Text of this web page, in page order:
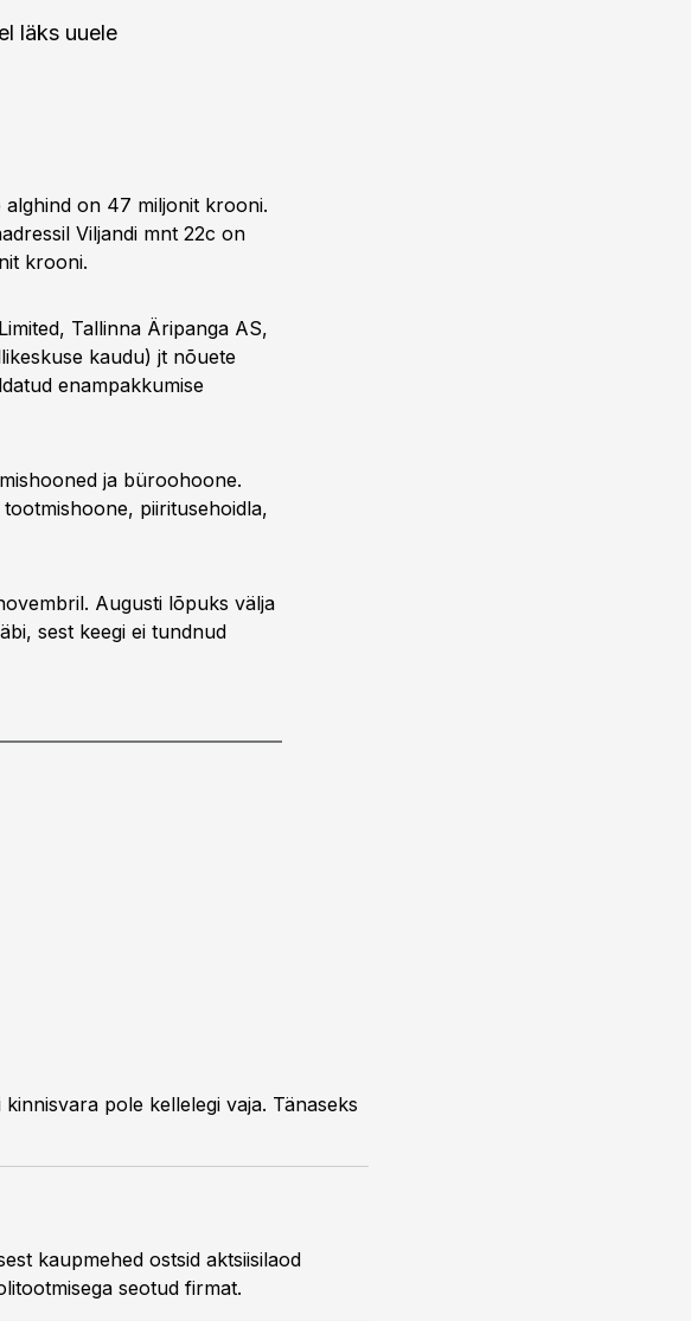
läks uuele
alghind on 47 miljonit krooni.
Viljandi mnt 22c on
krooni.
Tallinna Äripanga AS,
kaudu) jt nõuete
enampakkumise
ja büroohoone.
piiritusehoidla,
Augusti lõpuks välja
sest keegi ei tundnud
tühjaks. Samas võlgneb alkoholiaktsiisi praegu seitse Eesti alkoholitootmisega seotud firmat.